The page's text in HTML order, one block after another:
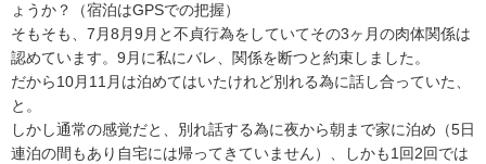
ょうか？（宿泊はGPSでの把握）
そもそも、7月8月9月と不貞行為をしていてその3ヶ月の肉体関係は
認めています。9月に私にバレ、関係を断つと約束しました。
だから10月11月は泊めてはいたけれど別れる為に話し合っていた、
と。
しかし通常の感覚だと、別れ話する為に夜から朝まで家に泊め（5日
連泊の間もあり自宅には帰ってきていません）、しかも1回2回では